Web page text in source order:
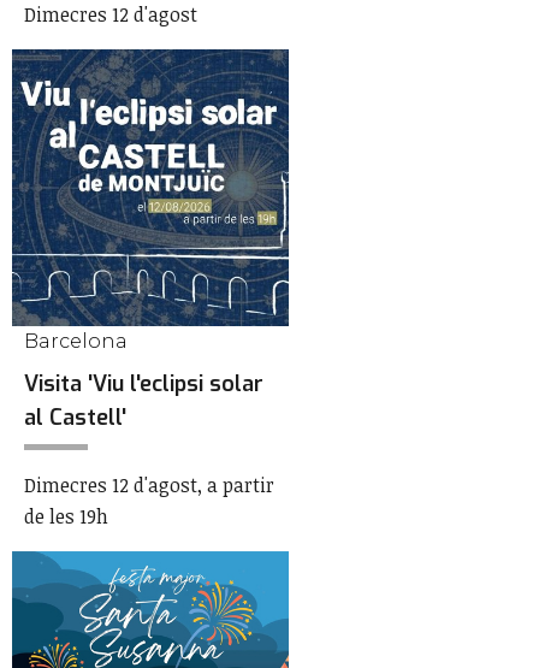
Dimecres 12 d'agost
Barcelona
Visita 'Viu l'eclipsi solar
al Castell'
Dimecres 12 d'agost, a partir
de les 19h